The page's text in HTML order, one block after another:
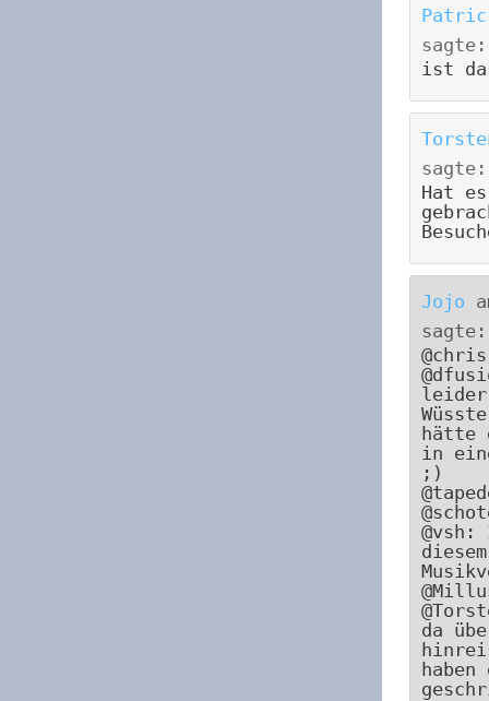
sagte:
ist
sagte:
Hat
Jojo
sagte:
leider
hätte
in
;)
da